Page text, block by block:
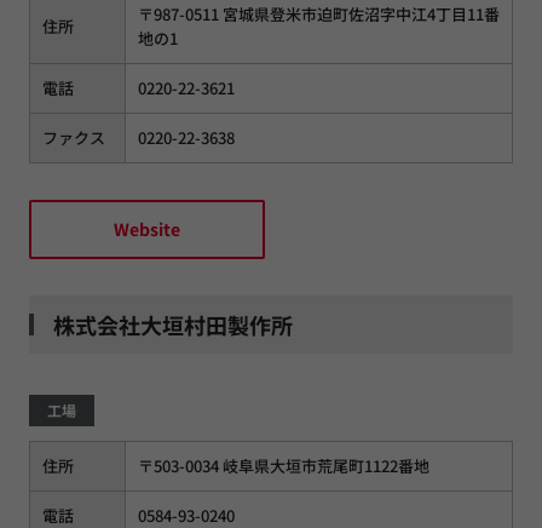
住所
〒987-0511 宮城県登米市迫町佐沼字中江4丁目11番
地の1
電話 0220-22-3621
ファクス 0220-22-3638
Website
株式会社大垣村田製作所
工場
住所 〒503-0034 岐阜県大垣市荒尾町1122番地
電話 0584-93-0240